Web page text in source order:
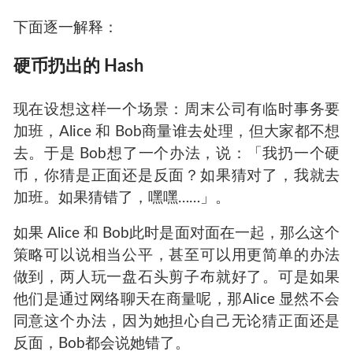
在密码学中也有类似的三板斧，对于科普读者来
等密码学应用，其实只需要理解三个概念：
单向散列（Hash）
对称加密
非对称加密
下面逐一解释：
硬币扔出的 Hash
现在设想这样一个场景：周末公司有临时事务要
加班，Alice 和 Bob商量谁去处理，但大家都不想
去。于是 Bob想了一个办法，说：「我扔一个硬
币，你猜是正面还是反面？如果猜对了，我就去